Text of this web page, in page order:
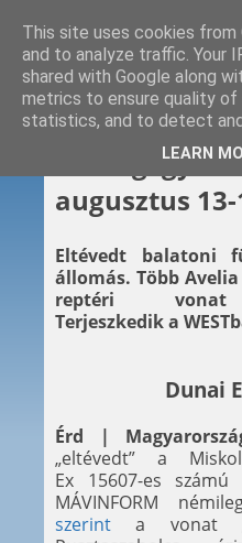
2022. 08. 19.
Hétvégi gyors
augusztus 13-
Eltévedt balatoni
állomás. Több
reptéri vonat
Terjeszkedik a
Dunai
Érd |
„eltévedt” a
Ex 15607-es
MÁVINFORM
szerint a vonat
This site uses cookies
and to analyze traffic. Your
shared with Google along
metrics to ensure quality of
statistics, and to detect
LEARN